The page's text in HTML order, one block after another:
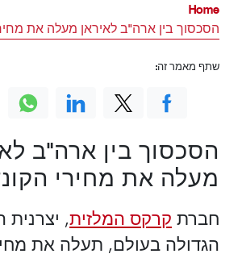
Home
הסכסוך בין ארה"ב לאיראן מעלה את
הסכסוך בין ארה"ב
מעלה את מחירי
חברת קרקס המלזית, יצרנית
הגדולה בעולם, תעלה את
שתף מאמר זה: